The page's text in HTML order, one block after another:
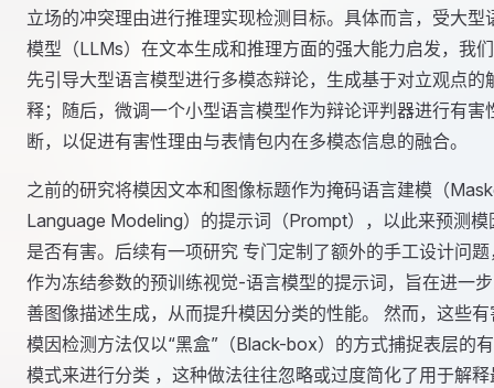
立场的冲突理由进行推理实现检测目标。具体而言，受大型
模型（LLMs）在文本生成和推理方面的强大能力启发，我
先引导大型语言模型进行多模态辩论，生成基于对立观点的
释；随后，微调一个小型语言模型作为辩论评判器进行有害
断，以促进有害性理由与表情包内在多模态信息的融合。
之前的研究将模因文本和图像标题作为掩码语言建模（
Language Modeling）的提示词（Prompt），以此来预测模
是否有害。后续有一项研究 专门定制了额外的手工设计问题
作为冻结参数的预训练视觉-语言模型的提示词，旨在进一
善图像描述生成，从而提升模因分类的性能。 然而，这些有
模因检测方法仅以“黑盒”（Black-box）的方式捕捉表层的
模式来进行分类 ，这种做法往往忽略或过度简化了用于解释